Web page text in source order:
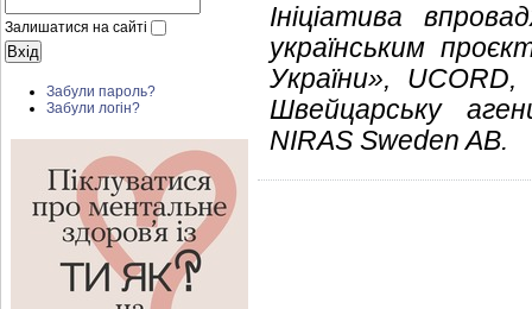
Залишатися на сайті
Забули пароль?
Забули логін?
Ініціатива
українським
України»,
Швейцарську
NIRAS Sweden AB.